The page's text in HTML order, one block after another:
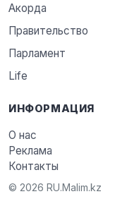
Акорда
Правительство
Парламент
Life
ИНФОРМАЦИЯ
О нас
Реклама
Контакты
© 2026 RU.Malim.kz